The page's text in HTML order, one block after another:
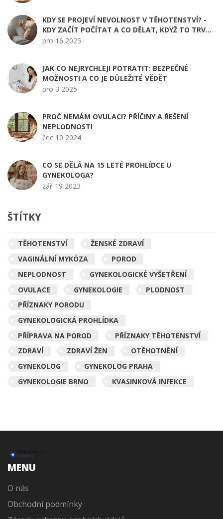
KDY SE PROJEVÍ NEVOLNOST V TĚHOTENSTVÍ? -
KDY ZAČÍT POČÍTAT A CO DĚLAT, KDYŽ TO TRVÁ
DÉLE
pro 16 2025
JAK CO NEJRYCHLEJI POTRATIT: BEZPEČNÉ
MOŽNOSTI A CO JE DŮLEŽITÉ VĚDĚT
pro 3 2025
PROČ NEMÁM OVULACI? PŘÍČINY A ŘEŠENÍ
NEPLODNOSTI
čec 10 2024
CO SE DĚLÁ NA 15 LETÉ PROHLÍDCE U
GYNEKOLOGA?
zář 19 2023
ŠTÍTKY
TĚHOTENSTVÍ
ŽENSKÉ ZDRAVÍ
VAGINÁLNÍ MYKÓZA
POROD
NEPLODNOST
GYNEKOLOGICKÉ VYŠETŘENÍ
OVULACE
GYNEKOLOGIE
PLODNOST
PŘÍZNAKY PORODU
GYNEKOLOGICKÁ PROHLÍDKA
PŘÍPRAVA NA POROD
PŘÍZNAKY TĚHOTENSTVÍ
ZDRAVÍ
ZDRAVÍ ŽEN
OTĚHOTNĚNÍ
GYNEKOLOG
GYNEKOLOG PRAHA
GYNEKOLOGIE BRNO
KVASINKOVÁ INFEKCE
MENU
O nás
Obchodní podmínky